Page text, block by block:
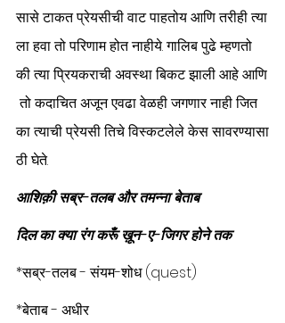
सासे टाकत प्रेयसीची वाट पाहतोय आणि तरीही त्या
ला हवा तो परिणाम होत नाहीये. गालिब पुढे म्हणतो
की त्या प्रियकराची अवस्था बिकट झाली आहे आणि
तो कदाचित अजून एवढा वेळही जगणार नाही जित
का त्याची प्रेयसी तिचे विस्कटलेले केस सावरण्यासा
ठी घेते.
आशिक़ी सब्र-तलब और तमन्ना बेताब
दिल का क्या रंग करूँ ख़ून-ए-जिगर होने तक
*सब्र-तलब - संयम-शोध (quest)
*बेताब - अधीर